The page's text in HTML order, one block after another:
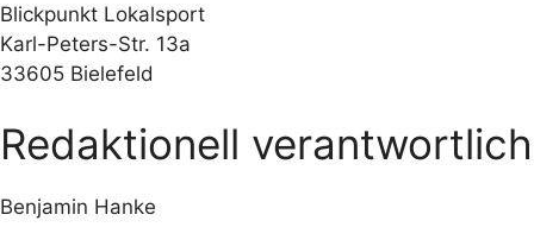
Blickpunkt Lokalsport
Karl-Peters-Str. 13a
33605 Bielefeld
Redaktionell verantwortlich
Benjamin Hanke